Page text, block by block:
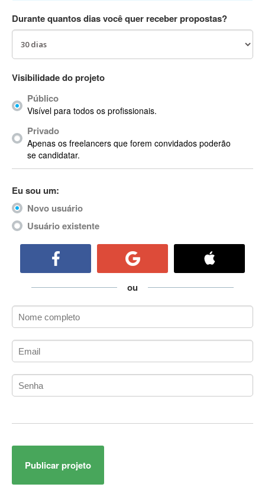
ACARS
AccountMate
Acrobat
Acrobat X
Acronis
ACT
ActionScript
ActionScript 3
Active Directory
ActiveX Data Objects (ADO)
ADK
Administração Acadêmica
Administração de Artistas e Repertórios
Administração de Banco de Dados
Administração de Redes
Administrador de Sistemas
Adobe AIR
Adobe Audition
Durante quantos dias você quer receber propostas?
Visibilidade do projeto
Público
Visível para todos os profissionais.
Privado
Apenas os freelancers que forem convidados poderão
se candidatar.
Eu sou um:
Novo usuário
Usuário existente
ou
Publicar projeto